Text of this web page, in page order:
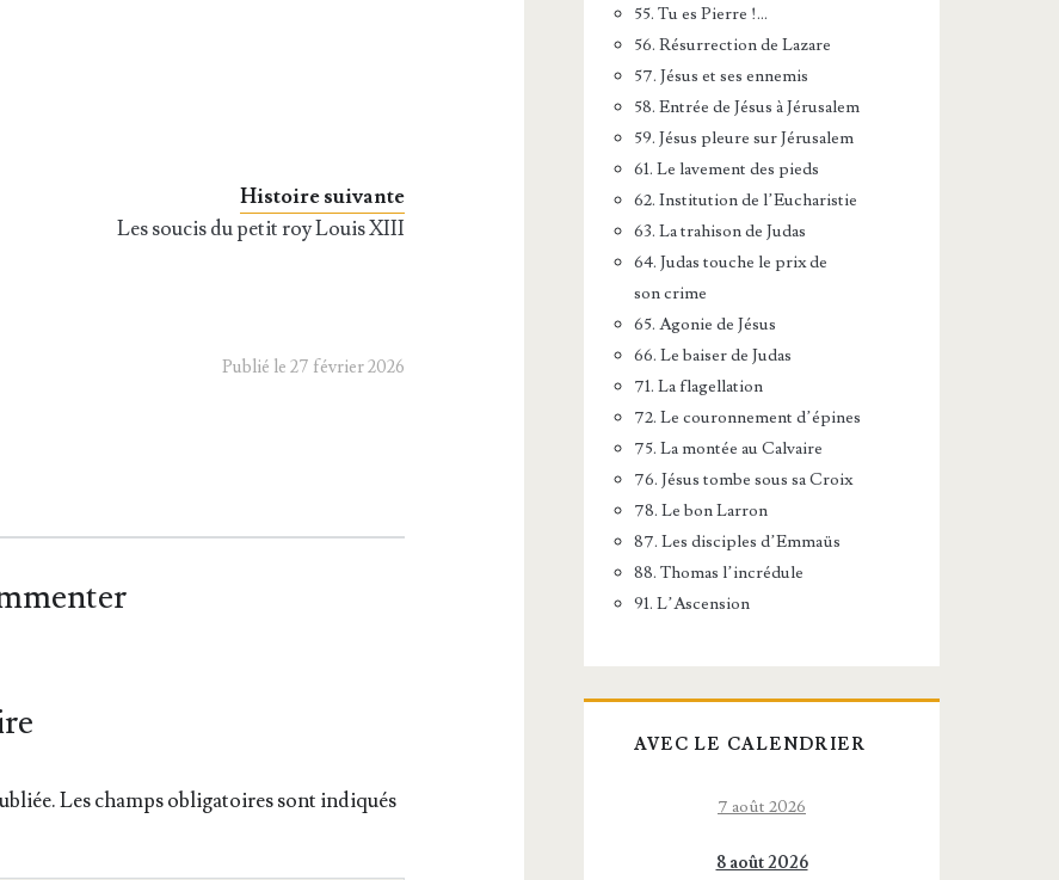
Histoire suivante
Les soucis du petit roy Louis XIII
Publié le 27 février 2026
Les champs obligatoires sont indiqués
55. Tu es Pierre !…
56. Résurrection de Lazare
57. Jésus et ses ennemis
58. Entrée de Jésus à Jérusalem
59. Jésus pleure sur Jérusalem
61. Le lavement des pieds
62. Institution de l’Eucharistie
63. La trahison de Judas
64. Judas touche le prix de
son crime
65. Agonie de Jésus
66. Le baiser de Judas
71. La flagellation
72. Le couronnement d’épines
75. La montée au Calvaire
76. Jésus tombe sous sa Croix
78. Le bon Larron
87. Les disciples d’Emmaüs
88. Thomas l’incrédule
91. L’Ascension
AVEC LE CALENDRIER
7 août 2026
8 août 2026